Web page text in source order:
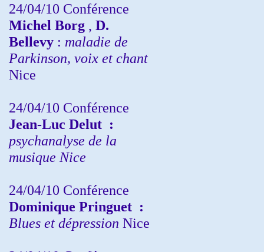
24/04/10 Conférence
Michel Borg , D.
Bellevy : maladie de
Parkinson, voix et chant
Nice
24/04/10 Conférence
Jean-Luc Delut :
psychanalyse de la
musique Nice
24/04/10 Conférence
Dominique Pringuet :
Blues et dépression Nice